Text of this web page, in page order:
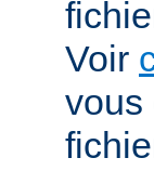
Voir
vous